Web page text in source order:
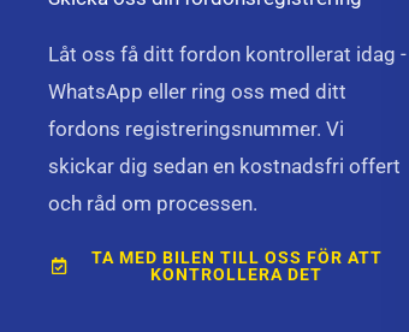
Låt oss få ditt fordon kontrollerat idag -
WhatsApp eller ring oss med ditt
fordons registreringsnummer. Vi
skickar dig sedan en kostnadsfri offert
och råd om processen.
TA MED BILEN TILL OSS FÖR ATT
KONTROLLERA DET